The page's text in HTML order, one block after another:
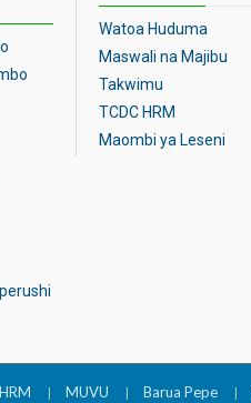
Watoa Huduma
Maswali na Majibu
Takwimu
TCDC HRM
Maombi ya Leseni
MUVU Barua Pepe